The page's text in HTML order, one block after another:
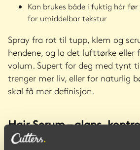
Kan brukes både i fuktig hår
for umiddelbar tekstur
Spray fra rot til tupp, klem og
hendene, og la det lufttørke eller
volum. Supert for deg med tynt
trenger mer liv, eller for naturlig
skal få mer definisjon.
Hair Serum – glans,
finish